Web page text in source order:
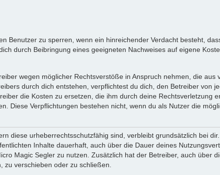
Benutzer zu sperren, wenn ein hinreichender Verdacht besteht,
durch Beibringung eines geeigneten Nachweises auf eigene
wegen möglicher Rechtsverstöße in Anspruch nehmen, die
durch dich entstehen, verpflichtest du dich, den Betreiber von
die Kosten zu ersetzen, die ihm durch deine Rechtsverletzung
Diese Verpflichtungen bestehen nicht, wenn du als Nutzer die
diese urheberrechtsschutzfähig sind, verbleibt grundsätzlich bei
Inhalte dauerhaft, auch über die Dauer deines
Magic Segler zu nutzen. Zusätzlich hat der Betreiber, auch über
zu verschieben oder zu schließen.